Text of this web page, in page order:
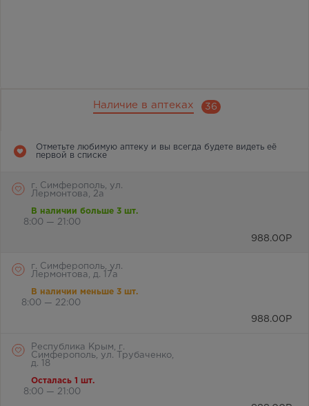
Наличие в аптеках 36
Отметьте любимую аптеку и вы всегда будете видеть её
первой в списке
г. Симферополь, ул.
Лермонтова, 2а
В наличии больше 3 шт.
8:00 — 21:00
988.00 Р
г. Симферополь, ул.
Лермонтова, д. 17а
В наличии меньше 3 шт.
8:00 — 22:00
988.00 Р
Республика Крым, г.
Симферополь, ул. Трубаченко,
д. 18
Осталась 1 шт.
8:00 — 21:00